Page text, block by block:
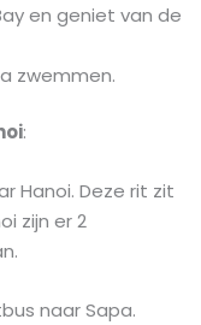
en geniet van de
zwemmen.
:
Hanoi. Deze rit zit
zijn er 2
naar Sapa.